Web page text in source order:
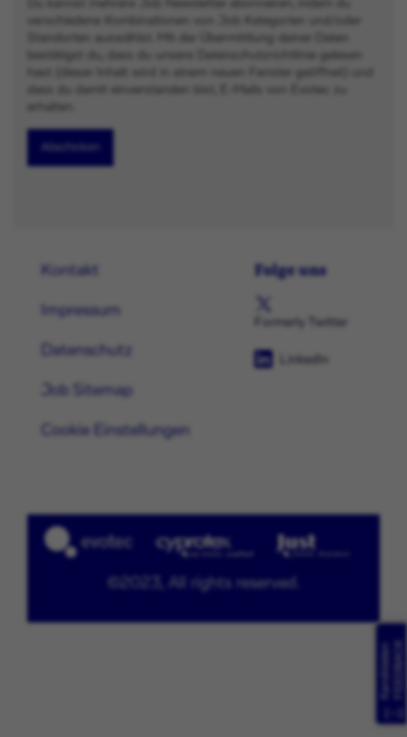
Kontakt
Impressum
Datenschutz
Job Sitemap
Cookie Einstellungen
Folge uns
©2023, All rights reserved.